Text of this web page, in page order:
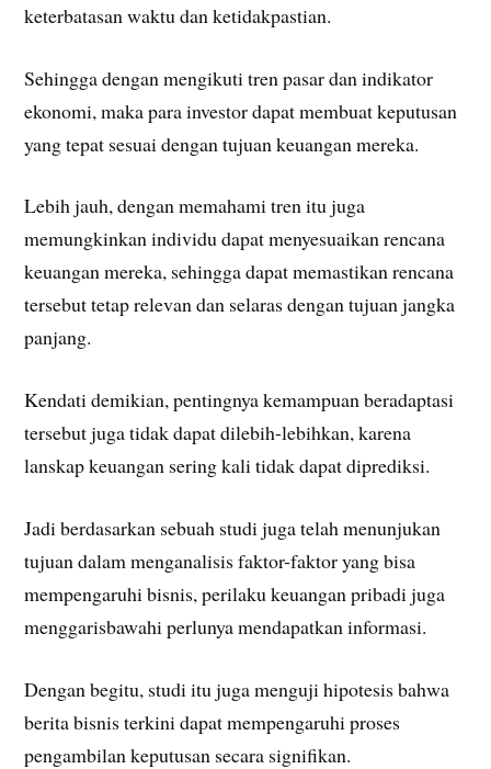
keterbatasan waktu dan ketidakpastian.
Sehingga dengan mengikuti tren pasar dan indikator
ekonomi, maka para investor dapat membuat keputusan
yang tepat sesuai dengan tujuan keuangan mereka.
Lebih jauh, dengan memahami tren itu juga
memungkinkan individu dapat menyesuaikan rencana
keuangan mereka, sehingga dapat memastikan rencana
tersebut tetap relevan dan selaras dengan tujuan jangka
panjang.
Kendati demikian, pentingnya kemampuan beradaptasi
tersebut juga tidak dapat dilebih-lebihkan, karena
lanskap keuangan sering kali tidak dapat diprediksi.
Jadi berdasarkan sebuah studi juga telah menunjukan
tujuan dalam menganalisis faktor-faktor yang bisa
mempengaruhi bisnis, perilaku keuangan pribadi juga
menggarisbawahi perlunya mendapatkan informasi.
Dengan begitu, studi itu juga menguji hipotesis bahwa
berita bisnis terkini dapat mempengaruhi proses
pengambilan keputusan secara signifikan.